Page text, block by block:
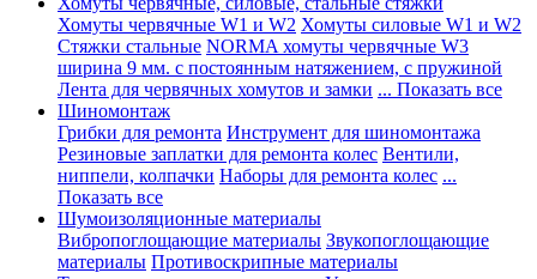
Хомуты червячные W1 и W2 Хомуты силовые W1 и W2
Стяжки стальные NORMA хомуты червячные W3
ширина 9 мм. с постоянным натяжением, с пружиной
Лента для червячных хомутов и замки ... Показать все
Шиномонтаж
Грибки для ремонта Инструмент для шиномонтажа
Резиновые заплатки для ремонта колес Вентили,
ниппели, колпачки Наборы для ремонта колес ...
Показать все
Шумоизоляционные материалы
Вибропоглощающие материалы Звукопоглощающие
материалы Противоскрипные материалы